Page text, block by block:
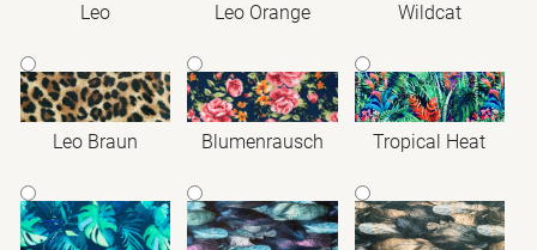
Leo Leo Orange Wildcat
Leo Braun Blumenrausch Tropical Heat